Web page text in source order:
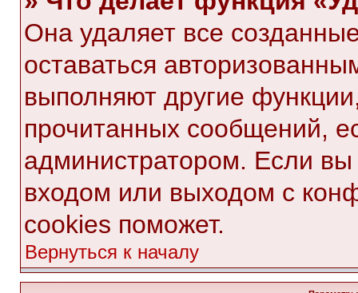
Она удаляет все
оставаться
выполняют другие
прочитанных сообщений,
администратором. Если
входом или выходом с
cookies поможет.
Вернуться к началу